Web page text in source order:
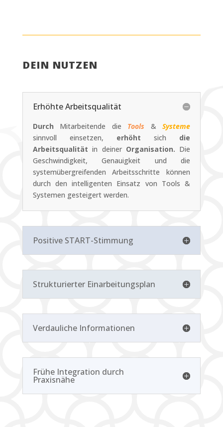
DEIN NUTZEN
Erhöhte Arbeitsqualität
Durch Mitarbeitende die Tools &Systeme
sinnvoll einsetzen, erhöhtsich die
Arbeitsqualitätin deinerOrganisation. Die
Geschwindigkeit, Genauigkeit und die
systemübergreifenden Arbeitsschritte können
durch den intelligenten Einsatz von Tools &
Systemen gesteigert werden.
Positive START-Stimmung
Strukturierter Einarbeitungsplan
Verdauliche Informationen
Frühe Integration durch
Praxisnähe